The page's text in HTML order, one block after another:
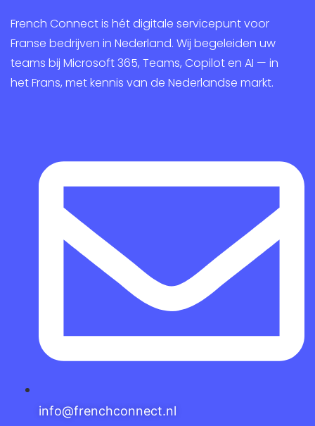
French Connect is hét digitale servicepunt voor
Franse bedrijven in Nederland. Wij begeleiden uw
teams bij Microsoft 365, Teams, Copilot en AI — in
het Frans, met kennis van de Nederlandse markt.
info@frenchconnect.nl